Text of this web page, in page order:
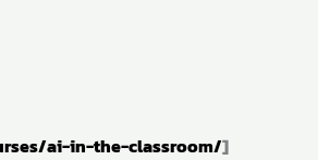
ai-in-the-classroom/]